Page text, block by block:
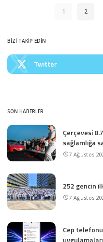
1 2
BİZİ TAKİP EDİN
Twitter
SON HABERLER
Çerçevesi
sağlamlığa
7 Ağustos
252 gencin
7 Ağustos
Cep